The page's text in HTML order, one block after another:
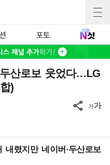
포토
산로보 웃었다…LG
)
가가
렸지만 네이버·두산로보